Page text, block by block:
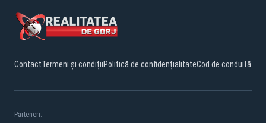
ContactTermeni și condițiiPolitică de confidențialitateCod de conduită
Parteneri: